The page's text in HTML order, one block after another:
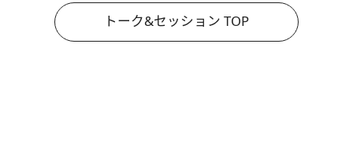
トーク&セッション TOP